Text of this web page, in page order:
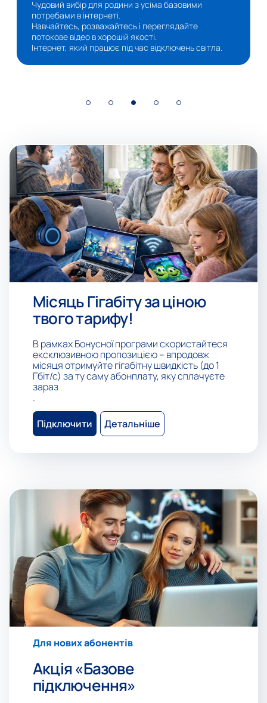
Чудовий вибір для родини з усіма базовими
потребами в інтернеті.
Навчайтесь, розважайтесь і переглядайте
потокове відео в хорошій якості.
Інтернет, який працює під час відключень світла.
Місяць Гігабіту за ціною
твого тарифу!
В рамках Бонусної програми скористайтеся
ексклюзивною пропозицією – впродовж
місяця отримуйте гігабітну швидкість (до 1
Гбіт/с) за ту саму абонплату, яку сплачуєте
зараз
.
Підключити
Детальніше
Для нових абонентів
Акція «Базове
підключення»